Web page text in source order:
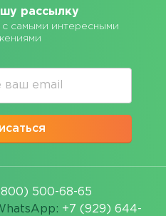
рассылку
самыми интересными
500-68-65
+7 (929) 644-